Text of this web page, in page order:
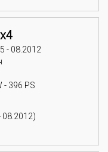
- 08.2012
- 396 PS
08.2012)